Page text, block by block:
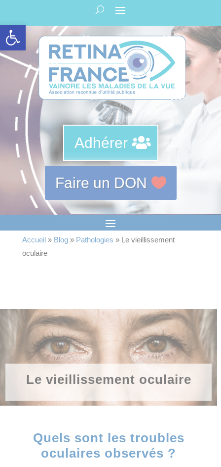
Panneau de gestion des cookies
Ouvrir la barre d’outils
Adhérer
Faire un DON
Accueil» Blog» Pathologies » Le vieillissement
oculaire
Le vieillissement oculaire
Quels sont les troubles
oculaires observés ?